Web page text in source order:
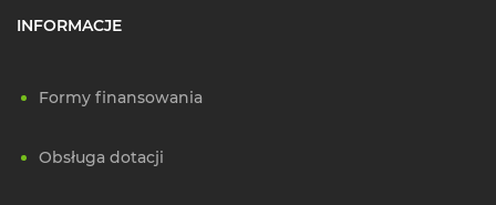
INFORMACJE
Formy finansowania
Obsługa dotacji